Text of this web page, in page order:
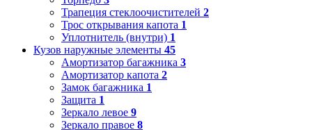
Трапеция стеклоочистителей 2
Трос открывания капота 1
Уплотнитель (внутри) 1
Кузов наружные элементы 45
Амортизатор багажника 3
Амортизатор капота 2
Замок багажника 1
Защита 1
Зеркало левое 9
Зеркало правое 8